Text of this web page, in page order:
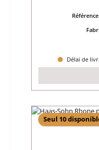
Délai de
Seul 10